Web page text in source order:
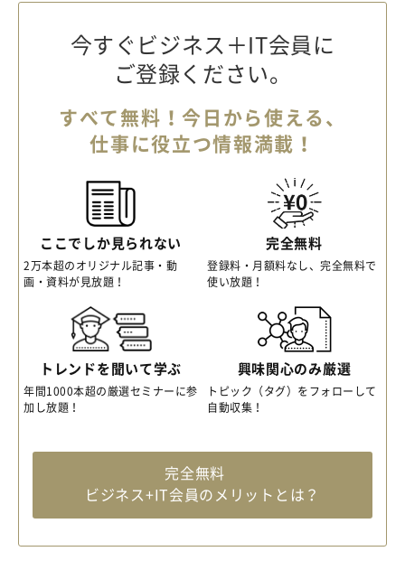
今すぐビジネス＋IT会員に
ご登録ください。
すべて無料！今日から使える、
仕事に役立つ情報満載！
ここでしか見られない
2万本超のオリジナル記事・動
画・資料が見放題！
完全無料
登録料・月額料なし、完全無料で
使い放題！
トレンドを聞いて学ぶ
年間1000本超の厳選セミナーに参
加し放題！
興味関心のみ厳選
トピック（タグ）をフォローして
自動収集！
完全無料
ビジネス+IT会員のメリットとは？